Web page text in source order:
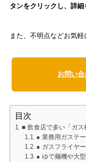
タンをクリックし、詳
また、不明点などお気
お問い
目次
■ 飲食店で多い「ガス
● 業務用ガステ
● ガスフライヤ
● ゆで麺機や大